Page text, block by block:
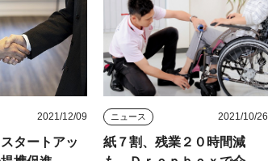
2021/12/09
タートアッ
ニュース 2021/10/26
紙７割、残業２０時間減